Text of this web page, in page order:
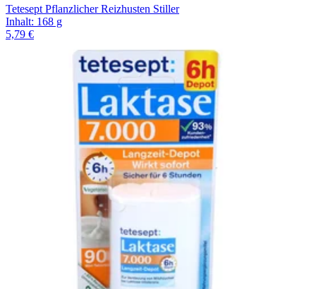
Tetesept Pflanzlicher Reizhusten Stiller
Inhalt: 168 g
5,79 €